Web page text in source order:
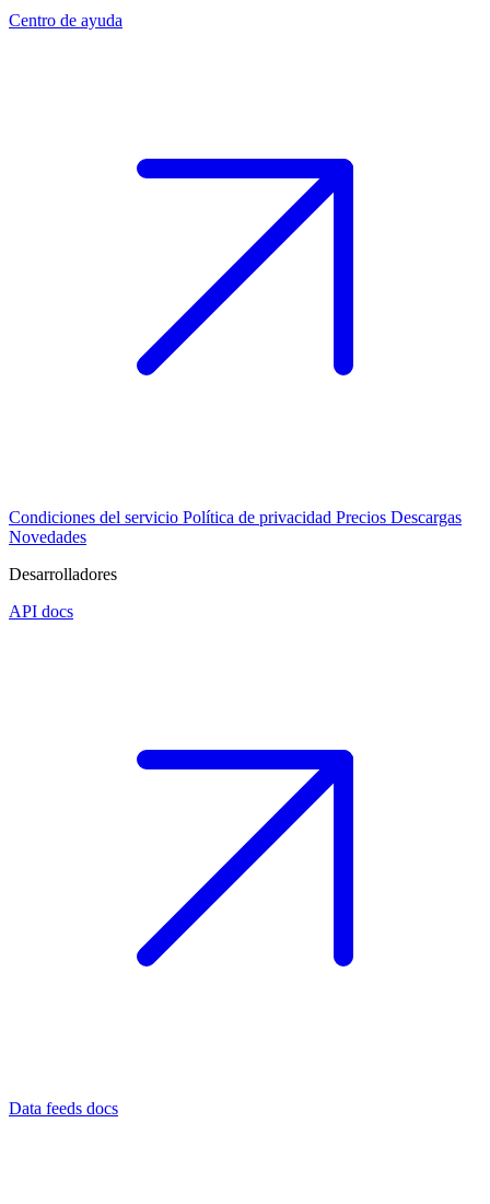
Centro de ayuda
Condiciones del servicio Política de privacidad Precios Descargas
Novedades
Desarrolladores
API docs
Data feeds docs